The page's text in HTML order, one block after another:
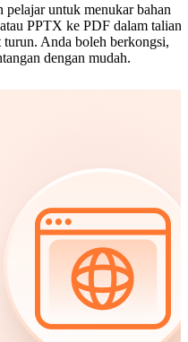
untuk menukar bahan
PPTX ke PDF dalam talian
turun. Anda boleh berkongsi,
dengan mudah.